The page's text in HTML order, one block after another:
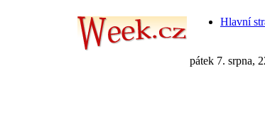
Hlavní
pátek 7. srpna,